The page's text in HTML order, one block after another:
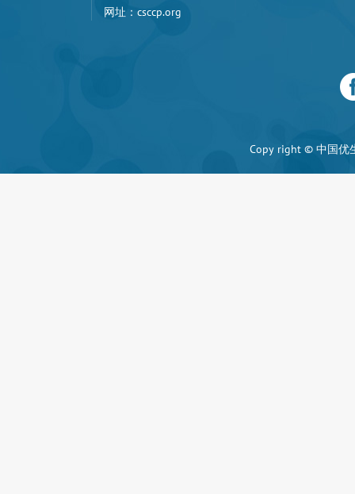
网址：csccp.org
Copy right © 中国优